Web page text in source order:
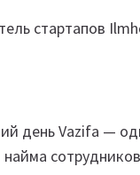
стартапов
день Vazifa —